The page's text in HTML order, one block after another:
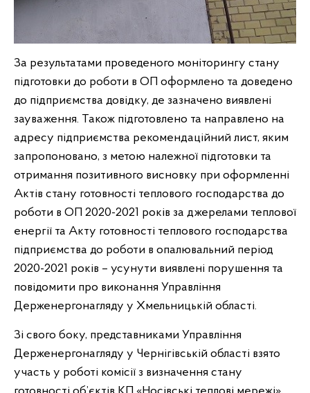
За результатами проведеного моніторингу стану
підготовки до роботи в ОП оформлено та доведено
до підприємства довідку, де зазначено виявлені
зауваження. Також підготовлено та направлено на
адресу підприємства рекомендаційний лист, яким
запропоновано, з метою належної підготовки та
отримання позитивного висновку при оформленні
Актів стану готовності теплового господарства до
роботи в ОП 2020-2021 років за джерелами теплової
енергії та Акту готовності теплового господарства
підприємства до роботи в опалювальний період
2020-2021 років – усунути виявлені порушення та
повідомити про виконання Управління
Держенергонагляду у Хмельницькій області.
Зі свого боку, представниками Управління
Держенергонагляду у Чернігівській області взято
участь у роботі комісії з визначення стану